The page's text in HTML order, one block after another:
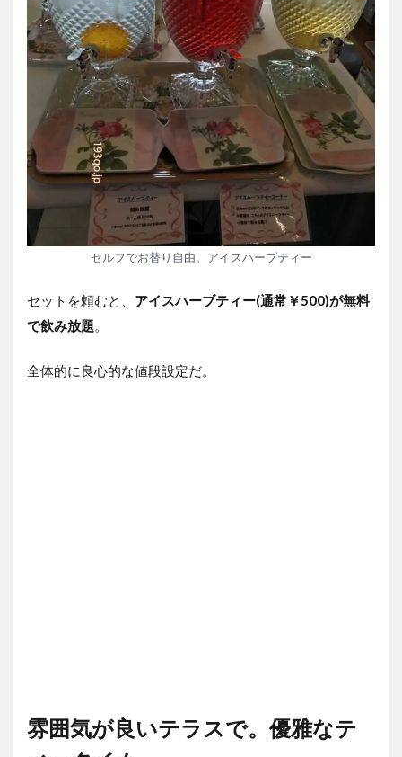
セルフでお替り自由。アイスハーブティー
セットを頼むと、 アイスハーブティー(通常￥500)が無料
で飲み放題。
全体的に良心的な値段設定だ。
雰囲気が良いテラスで。優雅なテ